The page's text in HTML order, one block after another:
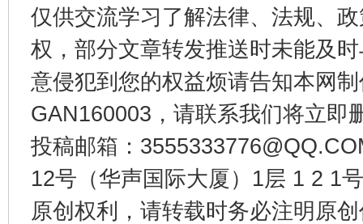
仅供交流学习了解法律、法规、
权，部分文章转发推送时未能及
意侵犯到您的权益烦请告知本网
GAN160003，请联系我们将立即
投稿邮箱：
12号（华声国际大厦）1层 1 2 1
原创权利，请转载时务必注明原
千年窑火 生生不息 一